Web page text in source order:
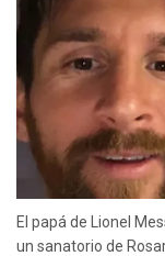
El papá de Lionel
un sanatorio de